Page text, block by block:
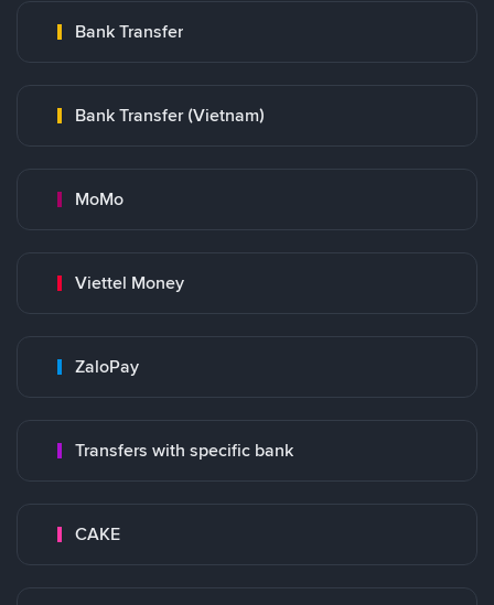
Bank Transfer
Bank Transfer (Vietnam)
MoMo
Viettel Money
ZaloPay
Transfers with specific bank
CAKE